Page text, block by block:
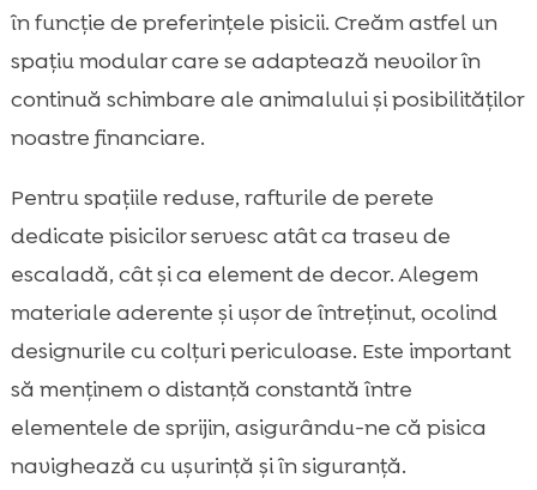
în funcție de preferințele pisicii. Creăm astfel un
spațiu modular care se adaptează nevoilor în
continuă schimbare ale animalului și posibilităților
noastre financiare.
Pentru spațiile reduse, rafturile de perete
dedicate pisicilor servesc atât ca traseu de
escaladă, cât și ca element de decor. Alegem
materiale aderente și ușor de întreținut, ocolind
designurile cu colțuri periculoase. Este important
să menținem o distanță constantă între
elementele de sprijin, asigurându-ne că pisica
navighează cu ușurință și în siguranță.